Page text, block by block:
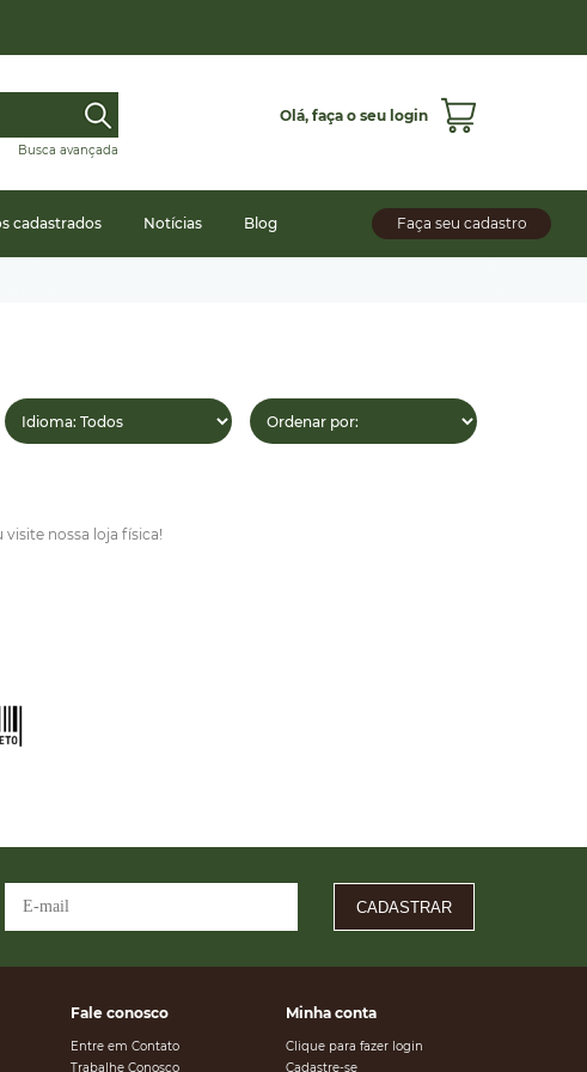
Busca avançada
Olá, faça o seu login
Faça seu cadastro
cadastrados Notícias Blog
nossa loja física!
CADASTRAR
Fale conosco
Entre em Contato
Trabalhe Conosco
Minha conta
Clique para fazer login
Cadastre-se